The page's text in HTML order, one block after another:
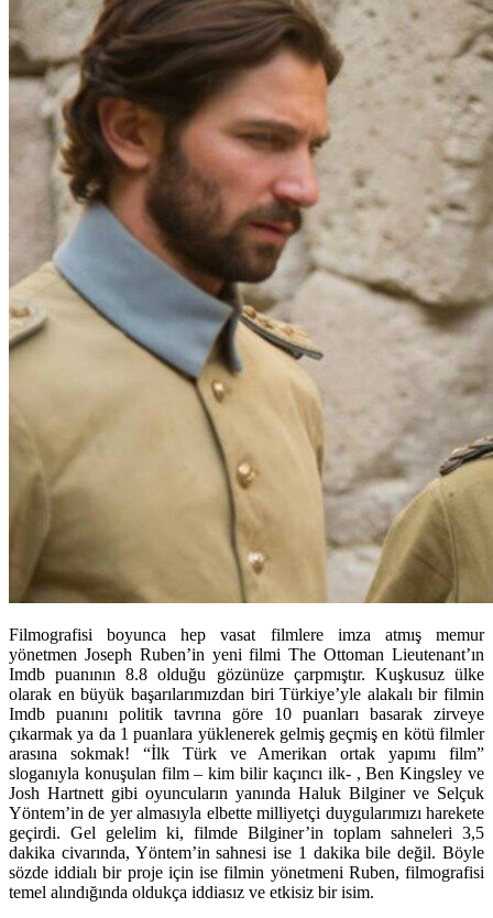
Filmografisi boyunca hep vasat filmlere imza atmış memur
yönetmen Joseph Ruben’in yeni filmi The Ottoman Lieutenant’ın
Imdb puanının 8.8 olduğu gözünüze çarpmıştır. Kuşkusuz ülke
olarak en büyük başarılarımızdan biri Türkiye’yle alakalı bir filmin
Imdb puanını politik tavrına göre 10 puanları basarak zirveye
çıkarmak ya da 1 puanlara yüklenerek gelmiş geçmiş en kötü filmler
arasına sokmak! “İlk Türk ve Amerikan ortak yapımı film”
sloganıyla konuşulan film – kim bilir kaçıncı ilk- , Ben Kingsley ve
Josh Hartnett gibi oyuncuların yanında Haluk Bilginer ve Selçuk
Yöntem’in de yer almasıyla elbette milliyetçi duygularımızı harekete
geçirdi. Gel gelelim ki, filmde Bilginer’in toplam sahneleri 3,5
dakika civarında, Yöntem’in sahnesi ise 1 dakika bile değil. Böyle
sözde iddialı bir proje için ise filmin yönetmeni Ruben, filmografisi
temel alındığında oldukça iddiasız ve etkisiz bir isim.